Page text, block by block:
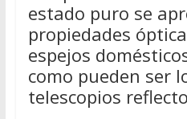
estado puro se
propiedades
espejos
como pueden ser
telescopios